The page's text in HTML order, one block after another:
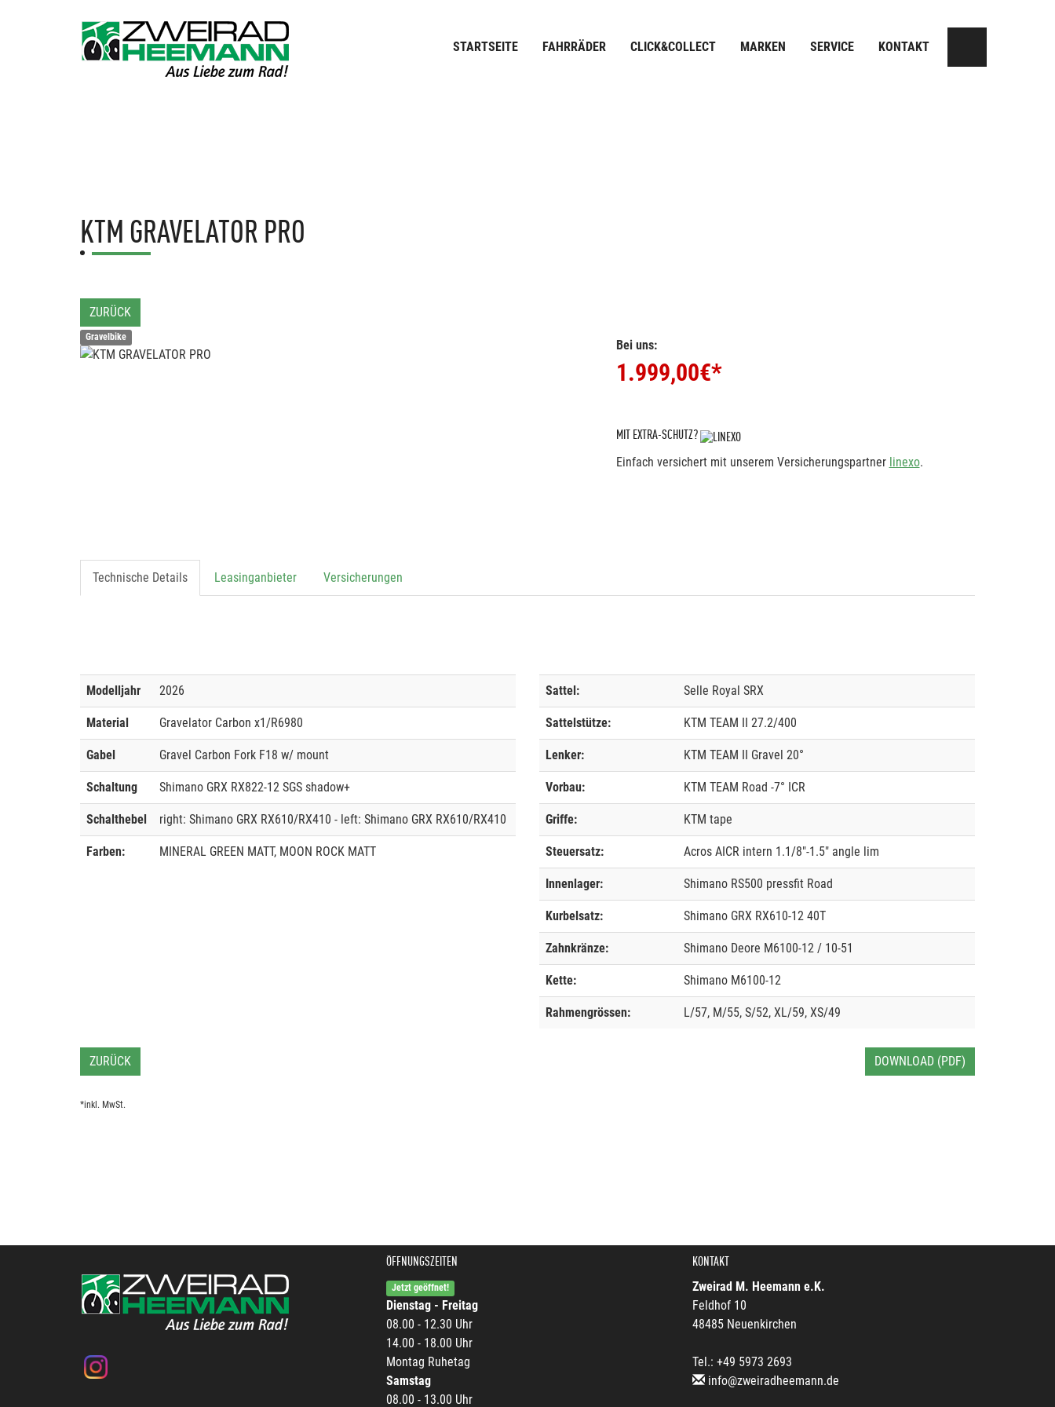
STARTSEITE FAHRRÄDER CLICK&COLLECT MARKEN SERVICE KONTAKT
KTM GRAVELATOR PRO
ZURÜCK
Gravelbike
Bei uns:
1.999,00€*
MIT EXTRA-SCHUTZ?
Einfach versichert mit unserem Versicherungspartner linexo.
Technische Details Leasinganbieter Versicherungen
Modelljahr 2026
Material Gravelator Carbon x1/R6980
Gabel Gravel Carbon Fork F18 w/ mount
Schaltung Shimano GRX RX822-12 SGS shadow+
Schalthebel right: Shimano GRX RX610/RX410 - left: Shimano GRX RX610/RX410
Farben: MINERAL GREEN MATT, MOON ROCK MATT
Sattel: Selle Royal SRX
Sattelstütze: KTM TEAM II 27.2/400
Lenker: KTM TEAM II Gravel 20°
Vorbau: KTM TEAM Road -7° ICR
Griffe: KTM tape
Steuersatz: Acros AICR intern 1.1/8"-1.5" angle lim
Innenlager: Shimano RS500 pressfit Road
Kurbelsatz: Shimano GRX RX610-12 40T
Zahnkränze: Shimano Deore M6100-12 / 10-51
Kette: Shimano M6100-12
Rahmengrössen: L/57, M/55, S/52, XL/59, XS/49
ZURÜCK DOWNLOAD (PDF)
*inkl. MwSt.
ÖFFNUNGSZEITEN
Jetzt geöffnet!
Dienstag - Freitag
08.00 - 12.30 Uhr
14.00 - 18.00 Uhr
Montag Ruhetag
Samstag
08.00 - 13.00 Uhr
KONTAKT
Zweirad M. Heemann e.K.
Feldhof 10
48485 Neuenkirchen
Tel.: +49 5973 2693
info@zweiradheemann.de